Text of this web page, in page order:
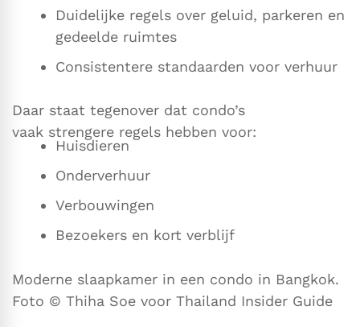
Duidelijke regels over geluid, parkeren en
gedeelde ruimtes
Consistentere standaarden voor verhuur
Daar staat tegenover dat condo’s
vaak strengere regels hebben voor:
Huisdieren
Onderverhuur
Verbouwingen
Bezoekers en kort verblijf
Moderne slaapkamer in een condo in Bangkok.
Foto © Thiha Soe voor Thailand Insider Guide